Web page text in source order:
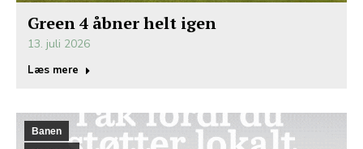
Green 4 åbner helt igen
13. juli 2026
Læs mere
Banen